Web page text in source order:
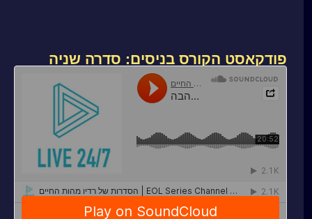
פודקאסט הקורס בניסים: סדרה שניה